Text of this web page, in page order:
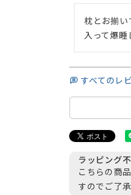
枕とお揃い
入って爆睡
すべてのレ
ラッピング
こちらの商
すのでご了承